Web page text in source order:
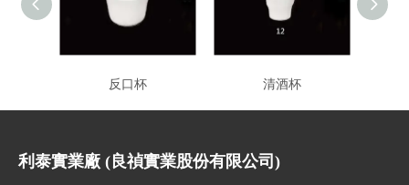
反口杯 清酒杯
利泰實業廠 (良禎實業股份有限公司)